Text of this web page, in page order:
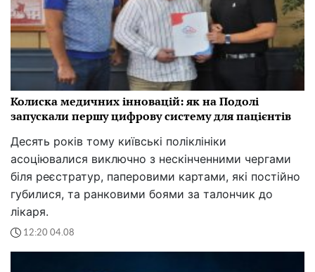
Колиска медичних інновацій: як на Подолі
запускали першу цифрову систему для пацієнтів
Десять років тому київські поліклініки
асоціювалися виключно з нескінченними чергами
біля реєстратур, паперовими картами, які постійно
губилися, та ранковими боями за талончик до
лікаря.
12:20 04.08